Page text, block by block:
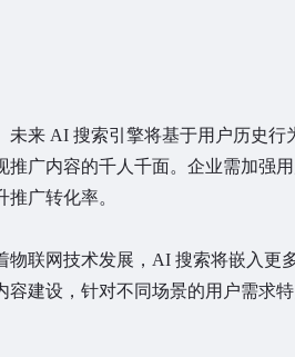
未来 AI 搜索引擎将基于用户历史行
广内容的千人千面。企业需加强
广转化率。
物联网技术发展，AI 搜索将嵌入更
建设，针对不同场景的用户需求